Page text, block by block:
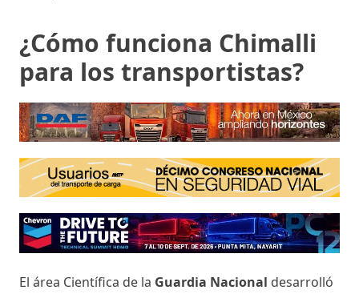
¿Cómo funciona Chimalli
para los transportistas?
El área Científica de la Guardia Nacional desarrolló